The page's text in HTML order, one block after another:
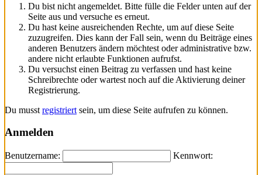
Du bist nicht angemeldet. Bitte fülle die Felder unten auf der
Seite aus und versuche es erneut.
Du hast keine ausreichenden Rechte, um auf diese Seite
zuzugreifen. Dies kann der Fall sein, wenn du Beiträge eines
anderen Benutzers ändern möchtest oder administrative bzw.
andere nicht erlaubte Funktionen aufrufst.
Du versuchst einen Beitrag zu verfassen und hast keine
Schreibrechte oder wartest noch auf die Aktivierung deiner
Registrierung.
Du musst registriert sein, um diese Seite aufrufen zu können.
Anmelden
Benutzername: Kennwort: